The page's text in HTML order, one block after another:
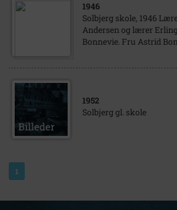
1946
Solbjerg skole, 1946
Andersen og lærer
Bonnevie. Fru Astrid
1952
Solbjerg gl. skole
1